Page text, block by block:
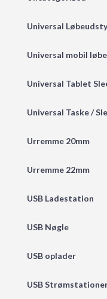
Universal
Universal mobil
Universal Tablet
Universal Taske /
Urremme 20mm
Urremme 22mm
USB Ladestation
USB Nøgle
USB oplader
USB